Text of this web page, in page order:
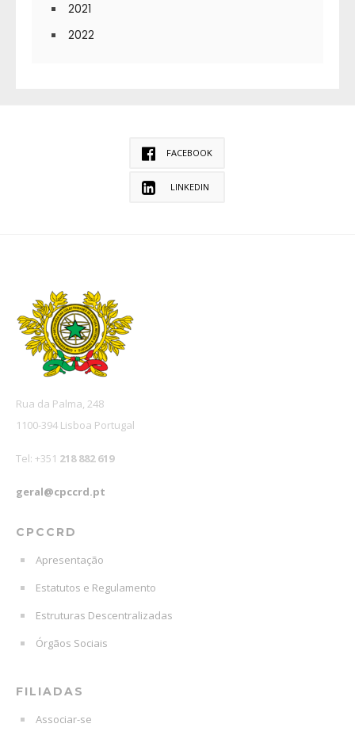
2021
2022
FACEBOOK
LINKEDIN
Rua da Palma, 248
1100-394 Lisboa Portugal
Tel: +351 218 882 619
geral@cpccrd.pt
CPCCRD
Apresentação
Estatutos e Regulamento
Estruturas Descentralizadas
Órgãos Sociais
FILIADAS
Associar-se